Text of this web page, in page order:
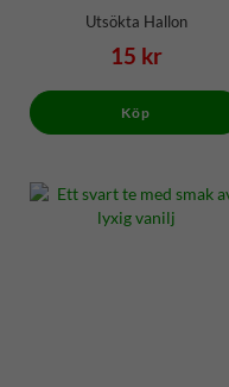
Utsökta Hallon
15 kr
Köp